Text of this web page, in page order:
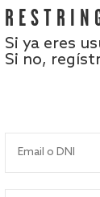
Si ya eres
Si no,